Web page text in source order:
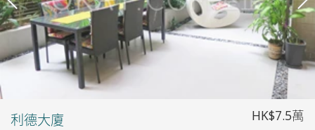
利德大廈 HK$7.5萬